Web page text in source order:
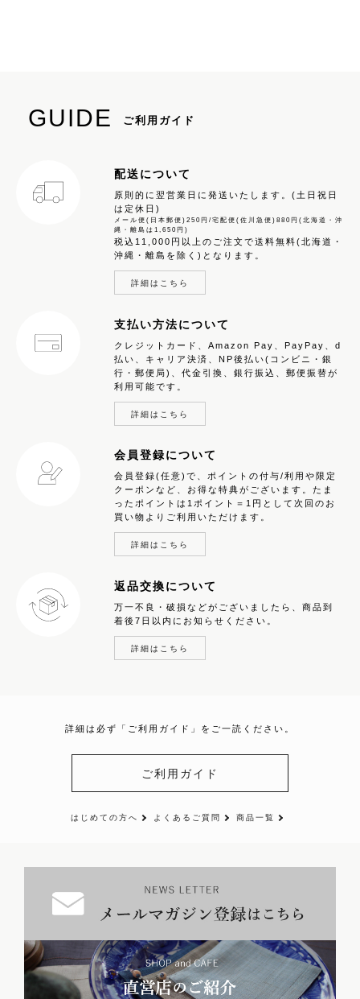
GUIDE ご利用ガイド
配送について
原則的に翌営業日に発送いたします。(土日祝日
は定休日)
メール便(日本郵便)250円/宅配便(佐川急便)880円(北海道・沖
縄・離島は1,650円)
税込11,000円以上のご注文で送料無料(北海道・
沖縄・離島を除く)となります。
詳細はこちら
支払い方法について
クレジットカード、Amazon Pay、PayPay、d
払い、キャリア決済、NP後払い(コンビニ・銀
行・郵便局)、代金引換、銀行振込、郵便振替が
利用可能です。
詳細はこちら
会員登録について
会員登録(任意)で、ポイントの付与/利用や限定
クーポンなど、お得な特典がございます。たま
ったポイントは1ポイント＝1円として次回のお
買い物よりご利用いただけます。
詳細はこちら
返品交換について
万一不良・破損などがございましたら、商品到
着後7日以内にお知らせください。
詳細はこちら
詳細は必ず「ご利用ガイド」をご一読ください。
ご利用ガイド
はじめての方へ よくあるご質問 商品一覧